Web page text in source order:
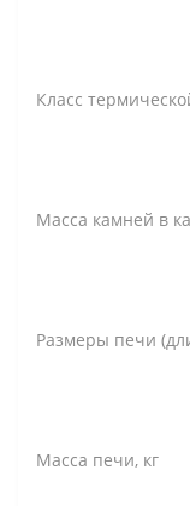
Класс
Масса камней в
Размеры печи
Масса печи, кг